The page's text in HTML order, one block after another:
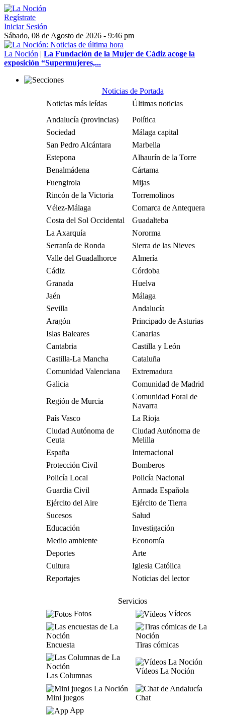
Regístrate
Iniciar Sesión
Sábado, 08 de Agosto de 2026 - 9:46 pm
La Noción | La Fundación de la Mujer de Cádiz acoge la
exposición “Supermujeres,...
Noticias de Portada
Noticias más leídas
Últimas noticias
Andalucía (provincias)
Política
Sociedad
Málaga capital
San Pedro Alcántara
Marbella
Estepona
Alhaurín de la Torre
Benalmádena
Cártama
Fuengirola
Mijas
Rincón de la Victoria
Torremolinos
Vélez-Málaga
Comarca de Antequera
Costa del Sol Occidental
Guadalteba
La Axarquía
Nororma
Serranía de Ronda
Sierra de las Nieves
Valle del Guadalhorce
Almería
Cádiz
Córdoba
Granada
Huelva
Jaén
Málaga
Sevilla
Andalucía
Aragón
Principado de Asturias
Islas Baleares
Canarias
Cantabria
Castilla y León
Castilla-La Mancha
Cataluña
Comunidad Valenciana
Extremadura
Galicia
Comunidad de Madrid
Región de Murcia
Comunidad Foral de
Navarra
País Vasco
La Rioja
Ciudad Autónoma de
Ceuta
Ciudad Autónoma de
Melilla
España
Internacional
Protección Civil
Bomberos
Policía Local
Policía Nacional
Guardia Civil
Armada Española
Ejército del Aire
Ejército de Tierra
Sucesos
Salud
Educación
Investigación
Medio ambiente
Economía
Deportes
Arte
Cultura
Iglesia Católica
Reportajes
Noticias del lector
Servicios
Fotos
Vídeos
Encuesta Tiras cómicas
Las Columnas
Vídeos La Noción
Mini juegos
Chat
App